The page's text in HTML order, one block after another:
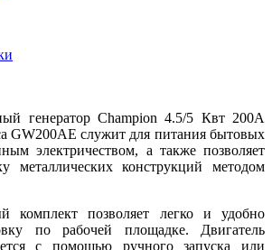
генератор Champion 4.5/5 Квт 200А
GW200AE служит для питания бытовых
электричеством, а также позволяет
металлических конструкций методом
комплект позволяет легко и удобно
по рабочей площадке. Двигатель
с помощью ручного запуска или